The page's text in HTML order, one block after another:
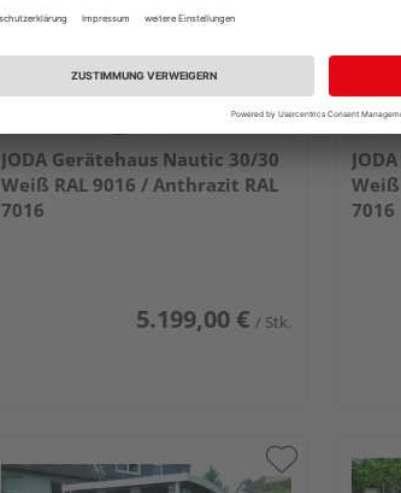
JODA Gerätehaus Nautic 30/30
Weiß RAL 9016 / Anthrazit RAL
7016
5.199,00 € / Stk.
7016